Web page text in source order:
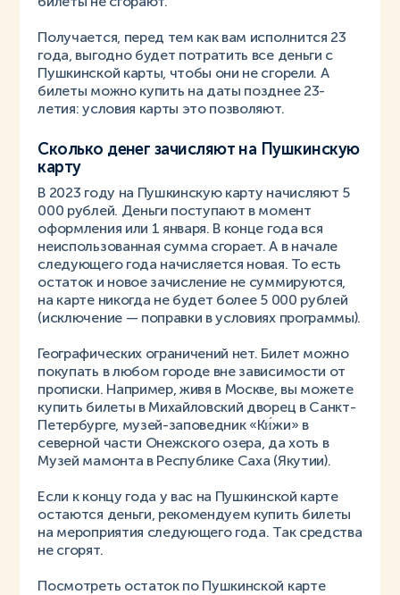
Получается, перед тем как вам исполнится 23
года, выгодно будет потратить все деньги с
Пушкинской карты, чтобы они не сгорели. А
билеты можно купить на даты позднее 23-
летия: условия карты это позволяют.
Сколько денег зачисляют на Пушкинскую
карту
В 2023 году на Пушкинскую карту начисляют 5
000 рублей. Деньги поступают в момент
оформления или 1 января. В конце года вся
неиспользованная сумма сгорает. А в начале
следующего года начисляется новая. То есть
остаток и новое зачисление не суммируются,
на карте никогда не будет более 5 000 рублей
(исключение — поправки в условиях программы).
Географических ограничений нет. Билет можно
покупать в любом городе вне зависимости от
прописки. Например, живя в Москве, вы можете
купить билеты в Михайловский дворец в Санкт-
Петербурге, музей-заповедник «Ки́жи» в
северной части Онежского озера, да хоть в
Музей мамонта в Республике Саха (Якутии).
Если к концу года у вас на Пушкинской карте
остаются деньги, рекомендуем купить билеты
на мероприятия следующего года. Так средства
не сгорят.
Посмотреть остаток по Пушкинской карте